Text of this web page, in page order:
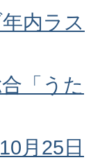
内ラス
「うた
月25日